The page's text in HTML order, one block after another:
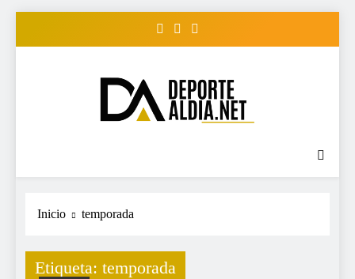
• DEPORTE AL DIA •
"Periodico Deportivo
Digital"
Inicio temporada
Etiqueta: temporada